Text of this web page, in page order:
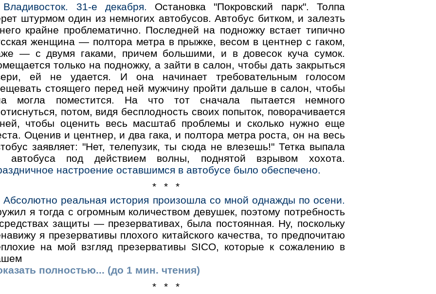
Владивосток. 31-е декабря. Остановка "Покровский парк". Толпа
штурмом один из немногих автобусов. Автобус битком, и залезть
крайне проблематично. Последней на подножку встает типично
женщина — полтора метра в прыжке, весом в центнер с гаком,
— с двумя гаками, причем большими, и в довесок куча сумок.
только на подножку, а зайти в салон, чтобы дать закрыться
ей не удается. И она начинает требовательным голосом
стоящего перед ней мужчину пройти дальше в салон, чтобы
могла поместится. На что тот сначала пытается немного
потом, видя бесплодность своих попыток, поворачивается
чтобы оценить весь масштаб проблемы и сколько нужно еще
Оценив и центнер, и два гака, и полтора метра роста, он на весь
заявляет: "Нет, телепузик, ты сюда не влезешь!" Тетка выпала
автобуса под действием волны, поднятой взрывом хохота.
настроение оставшимся в автобусе было обеспечено.
* * *
Абсолютно реальная история произошла со мной однажды по осени.
я тогда с огромным количеством девушек, поэтому потребность
защиты — презервативах, была постоянная. Ну, поскольку
я презервативы плохого китайского качества, то предпочитаю
на мой взгляд презервативы SICO, которые к сожалению в
полностью... (до 1 мин. чтения)
* * *